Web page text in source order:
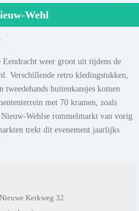
Wehl
weer groot uit tijdens de
Verschillende retro kledingstukken,
buitenkansjes komen
met 70 kramen, zoals
Wehlse rommelmarkt van vorig
trekt dit evenement jaarlijks
Kerkweg 32